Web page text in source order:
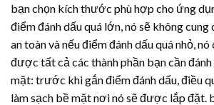
bạn chọn kích thước phù hợp cho ứng
điểm đánh dấu quá lớn, nó sẽ không
an toàn và nếu điểm đánh dấu quá nhỏ,
được tất cả các thành phần bạn cần đánh
mặt: trước khi gắn điểm đánh dấu, điều
làm sạch bề mặt nơi nó sẽ được lắp đặt.